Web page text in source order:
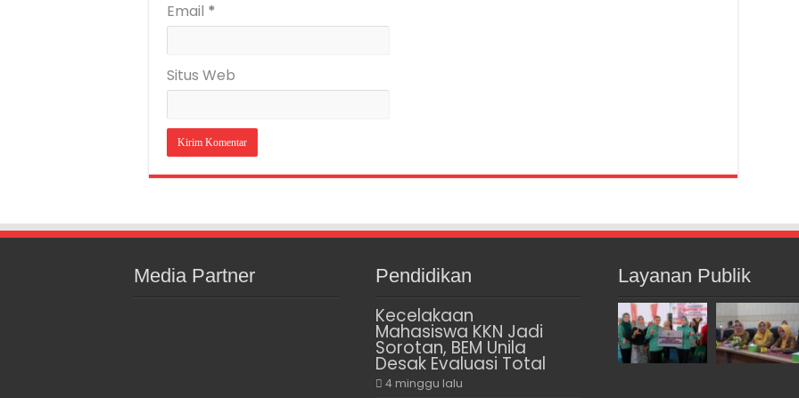
Email *
Situs Web
Media Partner Pendidikan
Kecelakaan
Mahasiswa KKN Jadi
Sorotan, BEM Unila
Desak Evaluasi Total
4 minggu lalu
Layanan Publik